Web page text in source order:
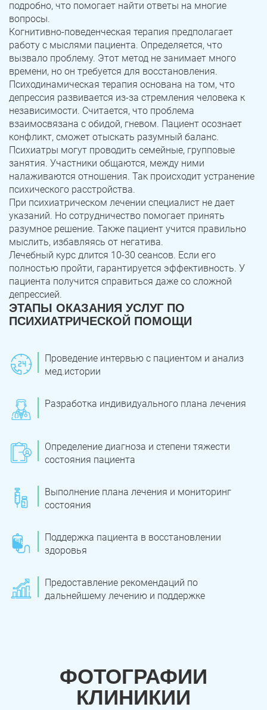
подробно, что помогает найти ответы на многие
вопросы.
Когнитивно-поведенческая терапия предполагает
работу с мыслями пациента. Определяется, что
вызвало проблему. Этот метод не занимает много
времени, но он требуется для восстановления.
Психодинамическая терапия основана на том, что
депрессия развивается из-за стремления человека к
независимости. Считается, что проблема
взаимосвязана с обидой, гневом. Пациент осознает
конфликт, сможет отыскать разумный баланс.
Психиатры могут проводить семейные, групповые
занятия. Участники общаются, между ними
налаживаются отношения. Так происходит устранение
психического расстройства.
При психиатрическом лечении специалист не дает
указаний. Но сотрудничество помогает принять
разумное решение. Также пациент учится правильно
мыслить, избавляясь от негатива.
Лечебный курс длится 10-30 сеансов. Если его
полностью пройти, гарантируется эффективность. У
пациента получится справиться даже со сложной
депрессией.
ЭТАПЫ ОКАЗАНИЯ УСЛУГ ПО
ПСИХИАТРИЧЕСКОЙ ПОМОЩИ
Проведение интервью с пациентом и анализ
мед.истории
Разработка индивидуального плана лечения
Определение диагноза и степени тяжести
состояния пациента
Выполнение плана лечения и мониторинг
состояния
Поддержка пациента в восстановлении
здоровья
Предоставление рекомендаций по
дальнейшему лечению и поддержке
ФОТОГРАФИИ
КЛИНИКИИ
Записаться
Я ознакомлен и принимаюусловия работы сайта
Задать вопрос
Я ознакомлен и принимаю условия работы сайта
Записаться
Я ознакомлен и принимаюусловия работы сайта
Юрюзань Верхнеуральск
Локомотивный Миньяр
Зауральский Межозерный
Катав-Ивановск Куса
Пласт Бакал
Усть-Катав Верхний Уфалей
Еманжелинск Карталы
Аша
Коркино Кыштым
Южноуральск Сатка
Чебаркуль Снежинск
Троицк
Копейск Миасс
Записаться
Я ознакомлен и принимаюусловия работы сайта